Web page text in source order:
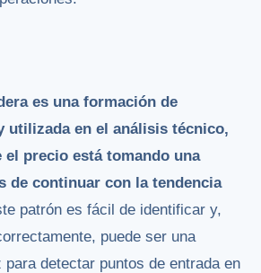
es una formación de
utilizada en el análisis técnico,
el precio está tomando una
de continuar con la tendencia
patrón es fácil de identificar y,
puede ser una
para detectar puntos de entrada en